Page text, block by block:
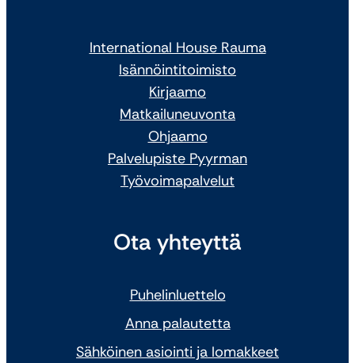
International House Rauma
Isännöintitoimisto
Kirjaamo
Matkailuneuvonta
Ohjaamo
Palvelupiste Pyyrman
Työvoimapalvelut
Ota yhteyttä
Puhelinluettelo
Anna palautetta
Sähköinen asiointi ja lomakkeet